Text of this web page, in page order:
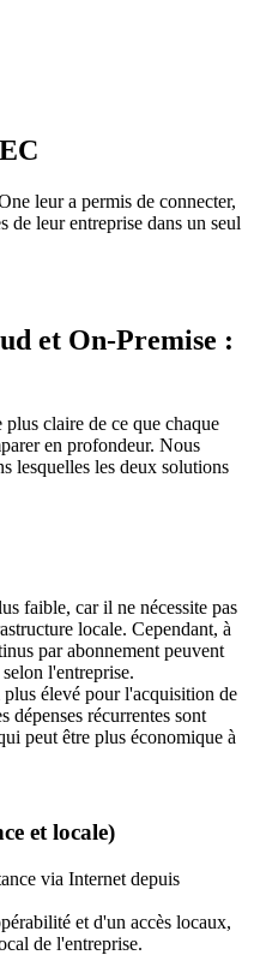
leur a permis de connecter,
de leur entreprise dans un seul
et On-Premise :
claire de ce que chaque
en profondeur. Nous
lesquelles les deux solutions
faible, car il ne nécessite pas
locale. Cependant, à
par abonnement peuvent
l'entreprise.
élevé pour l'acquisition de
dépenses récurrentes sont
peut être plus économique à
et locale)
via Internet depuis
et d'un accès locaux,
de l'entreprise.